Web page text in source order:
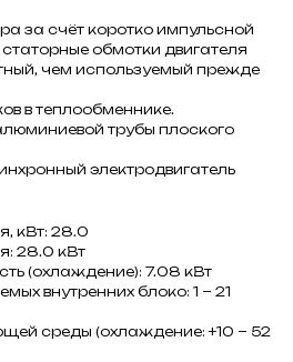
за счёт коротко импульсной
обмотки двигателя
чем используемый прежде
в теплообменнике.
трубы плоского
электродвигатель
кВт: 28.0
28.0 кВт
(охлаждение): 7.08 кВт
внутренних блоко: 1 ~ 21
среды (охлаждение: +10 ~ 52